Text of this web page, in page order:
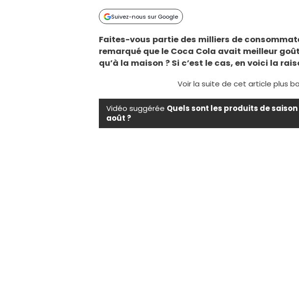
Suivez-nous sur Google
Faites-vous partie des milliers de
remarqué que le Coca Cola avait meilleur
qu’à la maison ? Si c’est le cas, en voici la
Voir la suite de cet article plus
Vidéo suggérée Quels sont les produits de saison
août ?